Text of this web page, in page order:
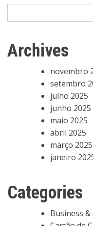
Archives
novembro
setembro
julho 2025
junho 2025
maio 2025
abril 2025
março 2025
janeiro
Categories
Business